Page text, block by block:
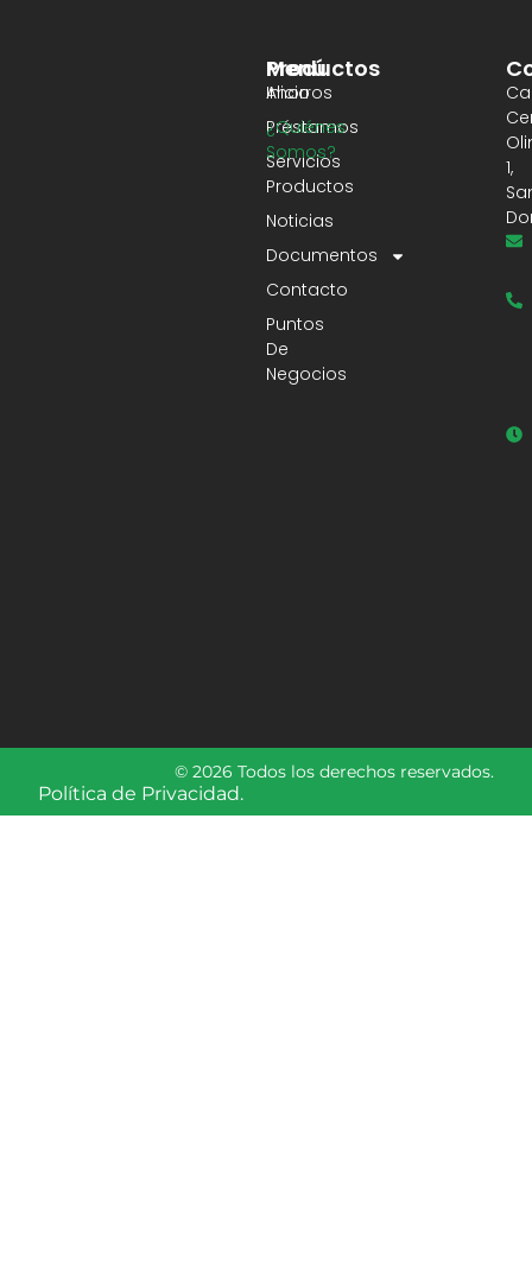
Productos
Ahorros
Préstamos
Servicios
Menú
Inicio
¿Quiénes
Somos?
Productos
Noticias
Documentos
Contacto
Puntos
De
Negocios
1,
© 2026 Todos los derechos reservados.
Política de Privacidad.